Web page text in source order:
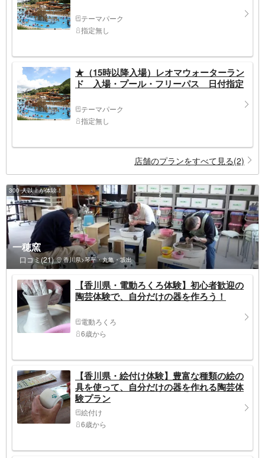
テーマパーク
指定無し
★（15時以降入場）レオマウォーターラン
ド 入場・プール・フリーパス 日付指定
テーマパーク
指定無し
店舗のプランをすべて見る(2)
300 人以上が体験！
一穂窯
口コミ(21) 香川県>琴平・丸亀・坂出
【香川県・電動ろくろ体験】初心者歓迎の
陶芸体験で、自分だけの器を作ろう！
電動ろくろ
6歳から
【香川県・絵付け体験】豊富な種類の絵の
具を使って、自分だけの器を作れる陶芸体
験プラン
絵付け
6歳から